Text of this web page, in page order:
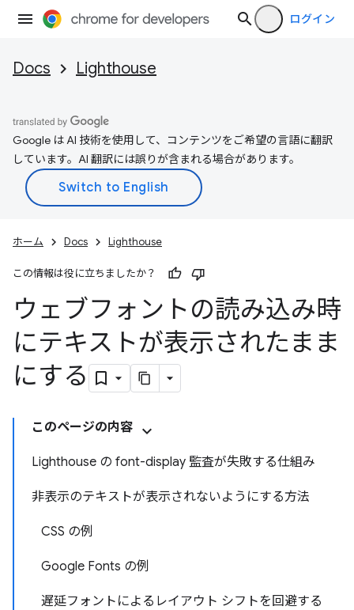
ログイン
Docs Lighthouse
Google は AI 技術を使用して、コンテンツをご希望の言語に翻訳
しています。AI 翻訳には誤りが含まれる場合があります。
ホーム Docs Lighthouse
この情報は役に立ちましたか？
ウェブフォントの読み込み時
にテキストが表示されたまま
にする
このページの内容
Lighthouse の font-display 監査が失敗する仕組み
非表示のテキストが表示されないようにする方法
CSS の例
Google Fonts の例
遅延フォントによるレイアウト シフトを回避する